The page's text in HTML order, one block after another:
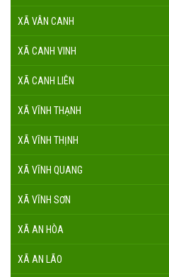
XÃ VÂN CANH
XÃ CANH VINH
XÃ CANH LIÊN
XÃ VĨNH THẠNH
XÃ VĨNH THỊNH
XÃ VĨNH QUANG
XÃ VĨNH SƠN
XÃ AN HÒA
XÃ AN LÃO